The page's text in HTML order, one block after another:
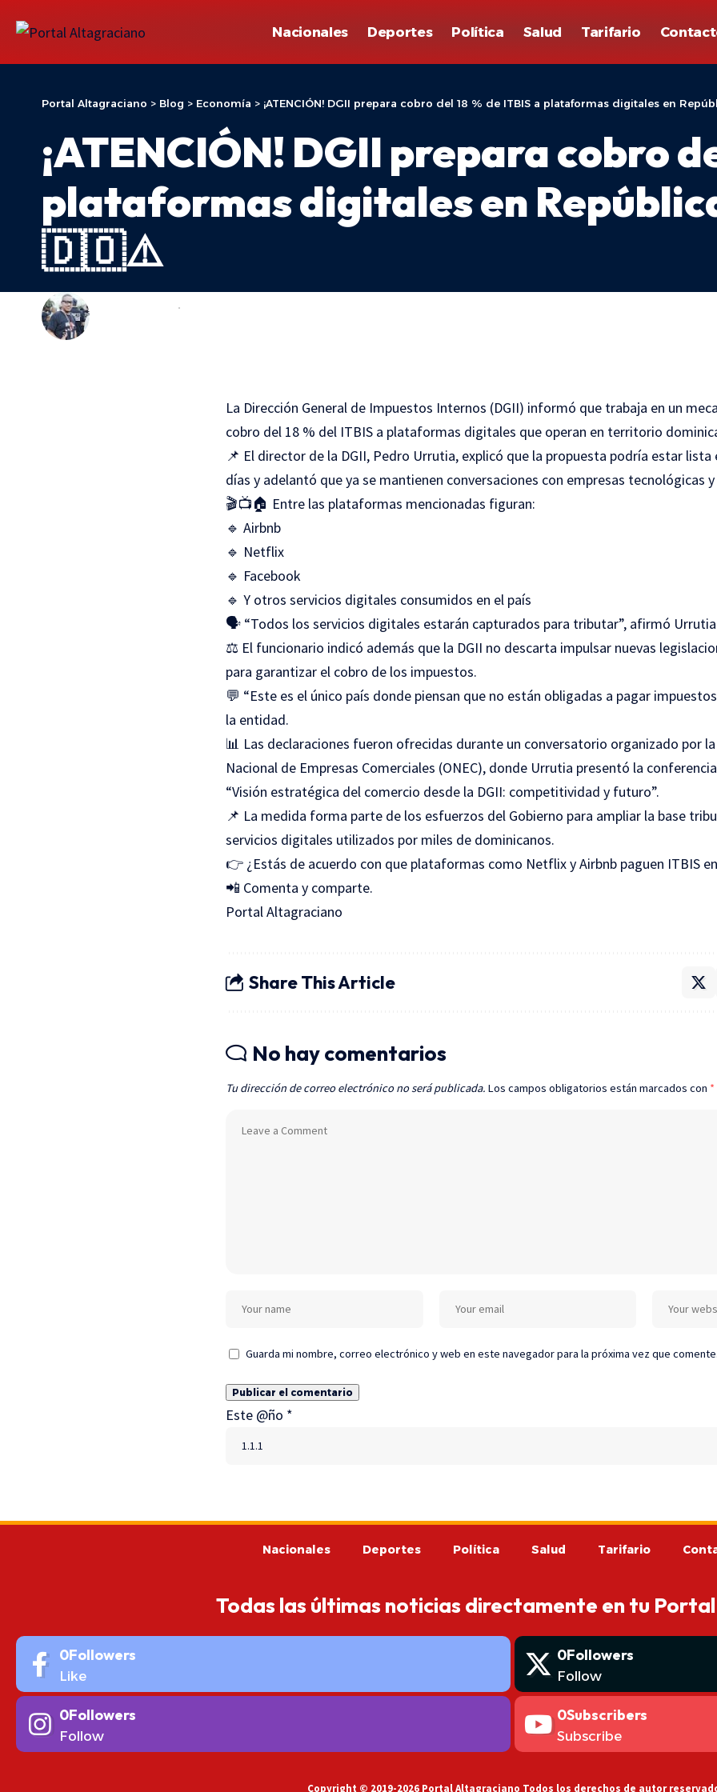
Nacionales Deportes Política Salud Tarifario
Portal Altagraciano > Blog > Economía > ¡ATENCIÓN! DGII prepara cobro del 18 % de ITBIS a plataformas digitales en
¡ATENCIÓN! DGII prepara cobro
plataformas digitales en
🇩🇴⚠️
LAST UPDATED: 20 DE MAYO DE 2026 13:05
ADONIS ARACHE
La Dirección General de Impuestos Internos (DGII) informó que trabaja en un
cobro del 18 % del ITBIS a plataformas digitales que operan en territorio
📌 El director de la DGII, Pedro Urrutia, explicó que la propuesta podría estar lista
días y adelantó que ya se mantienen conversaciones con empresas tecnológicas
🎬📺🏠 Entre las plataformas mencionadas figuran:
🔹 Airbnb
🔹 Netflix
🔹 Facebook
🔹 Y otros servicios digitales consumidos en el país
🗣️ “Todos los servicios digitales estarán capturados para tributar”, afirmó
⚖️ El funcionario indicó además que la DGII no descarta impulsar nuevas
para garantizar el cobro de los impuestos.
💬 “Este es el único país donde piensan que no están obligadas a pagar
la entidad.
📊 Las declaraciones fueron ofrecidas durante un conversatorio organizado por
Nacional de Empresas Comerciales (ONEC), donde Urrutia presentó la
“Visión estratégica del comercio desde la DGII: competitividad y futuro”.
📌 La medida forma parte de los esfuerzos del Gobierno para ampliar la base
servicios digitales utilizados por miles de dominicanos.
👉 ¿Estás de acuerdo con que plataformas como Netflix y Airbnb paguen ITBIS
📲 Comenta y comparte.
Portal Altagraciano
Share This Article
No hay comentarios
Tu dirección de correo electrónico no será publicada. Los campos obligatorios están marcados con *
Guarda mi nombre, correo electrónico y web en este navegador para la próxima vez que
Este @ño *
Nacionales Deportes Política Salud Tarifario
Todas las últimas noticias directamente en tu
0Followers
Like
0Followers
Follow
0Followers
Follow
0Subscribers
Subscribe
Copyright © 2019-2026 Portal Altagraciano Todos los derechos de autor